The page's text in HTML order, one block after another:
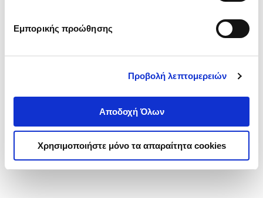
Εμπορικής προώθησης
Προβολή λεπτομερειών
Αποδοχή Όλων
Χρησιμοποιήστε μόνο τα απαραίτητα cookies